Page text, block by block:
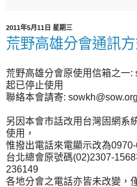
2011年5月11日 星期三
荒野高雄分會通訊
荒野高雄分會原使用信箱之一:
起已停止使用
聯絡本會請寄:
另因本會市話改用台灣固網系
使用，
惟撥出電話來電顯示改為
台北總會原號碼(02)2307-
236149
各地分會之電話亦皆未改變，